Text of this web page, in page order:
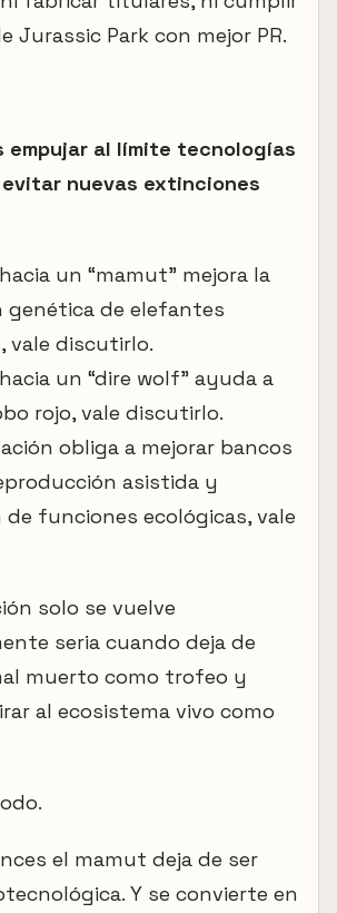
Jurassic Park con mejor PR.
empujar al límite tecnologías
nuevas extinciones
un “mamut” mejora la
genética de elefantes
vale discutirlo.
un “dire wolf” ayuda a
rojo, vale discutirlo.
obliga a mejorar bancos
asistida y
funciones ecológicas, vale
solo se vuelve
seria cuando deja de
muerto como trofeo y
al ecosistema vivo como
el mamut deja de ser
Y se convierte en